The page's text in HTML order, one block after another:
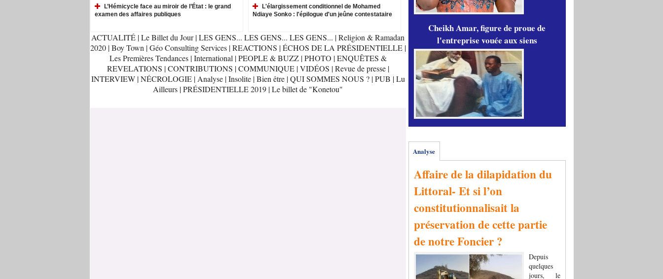
L’Hémicycle face au miroir de l’État : le grand
examen des affaires publiques
L'élargissement conditionnel de Mohamed
Ndiaye Sonko : l'épilogue d'un jeûne contestataire
ACTUALITÉ |Le Billet du Jour |LES GENS... LES GENS... LES GENS... |Religion & Ramadan
2020 |Boy Town |Géo Consulting Services |REACTIONS |ÉCHOS DE LA PRÉSIDENTIELLE |
Les Premières Tendances |International |PEOPLE & BUZZ |PHOTO |ENQUÊTES &
REVELATIONS |CONTRIBUTIONS |COMMUNIQUE |VIDÉOS |Revue de presse |
INTERVIEW |NÉCROLOGIE |Analyse |Insolite |Bien être |QUI SOMMES NOUS ? |PUB |Lu
Ailleurs |PRÉSIDENTIELLE 2019 |Le billet de "Konetou"
Cheikh Amar, figure de proue de
l'entreprise vouée aux siens
Analyse
Affaire de la dilapidation du
Littoral- Et si l’on
constitutionnalisait la
préservation de cette partie
de notre Foncier ?
Depuis
quelques
jours, le